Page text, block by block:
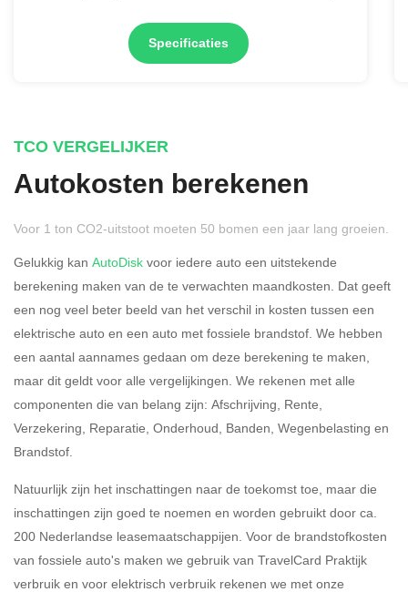
Specificaties
Rijdt u meer dan 500
kilometer privé?
Ja Nee
Belastingspercentage
37,07% (Belastbaar tot €
69.399,- )
Eigen bijdrage
TCO VERGELIJKER
Autokosten berekenen
Voor 1 ton CO2-uitstoot moeten 50 bomen een jaar lang groeien.
Gelukkig kan AutoDisk voor iedere auto een uitstekende
berekening maken van de te verwachten maandkosten. Dat geeft
een nog veel beter beeld van het verschil in kosten tussen een
elektrische auto en een auto met fossiele brandstof. We hebben
een aantal aannames gedaan om deze berekening te maken,
maar dit geldt voor alle vergelijkingen. We rekenen met alle
componenten die van belang zijn: Afschrijving, Rente,
Verzekering, Reparatie, Onderhoud, Banden, Wegenbelasting en
Brandstof.
Natuurlijk zijn het inschattingen naar de toekomst toe, maar die
inschattingen zijn goed te noemen en worden gebruikt door ca.
200 Nederlandse leasemaatschappijen. Voor de brandstofkosten
van fossiele auto's maken we gebruik van TravelCard Praktijk
verbruik en voor elektrisch verbruik rekenen we met onze